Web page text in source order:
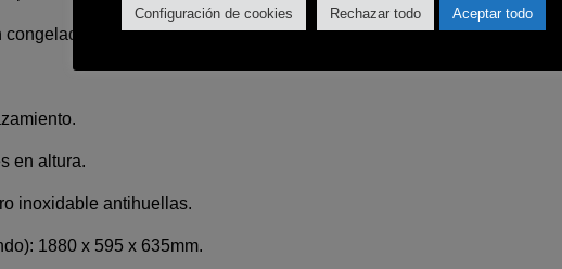
congelador con bandejas de cristal.
en altura.
inoxidable antihuellas.
1880 x 595 x 635mm.
Configuración de cookies Rechazar todo Aceptar todo